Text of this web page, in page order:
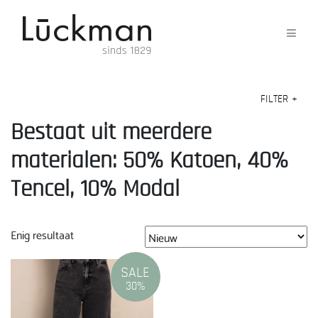
FILTER +
Bestaat uit meerdere
materialen: 50% Katoen, 40%
Tencel, 10% Modal
Enig resultaat
SALE
30%